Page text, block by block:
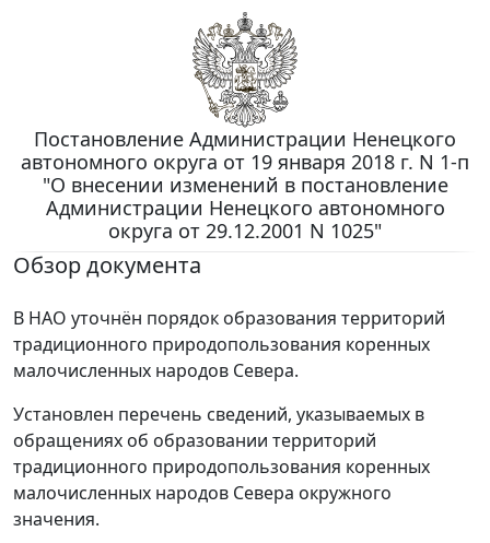
Постановление Администрации Ненецкого
автономного округа от 19 января 2018 г. N 1-п
"О внесении изменений в постановление
Администрации Ненецкого автономного
округа от 29.12.2001 N 1025"
Обзор документа
В НАО уточнён порядок образования территорий
традиционного природопользования коренных
малочисленных народов Севера.
Установлен перечень сведений, указываемых в
обращениях об образовании территорий
традиционного природопользования коренных
малочисленных народов Севера окружного
значения.